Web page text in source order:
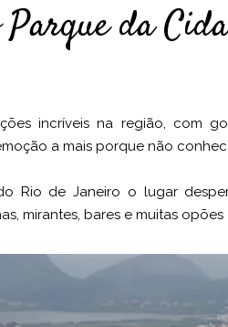
Parque da
incríveis na região, com
a mais porque não
Rio de Janeiro o lugar
mirantes, bares e muitas